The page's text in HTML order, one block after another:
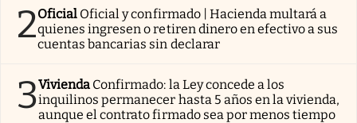
2Oficial Oficial y confirmado | Hacienda multará a
quienes ingresen o retiren dinero en efectivo a sus
cuentas bancarias sin declarar
3Vivienda Confirmado: la Ley concede a los
inquilinos permanecer hasta 5 años en la vivienda,
aunque el contrato firmado sea por menos tiempo